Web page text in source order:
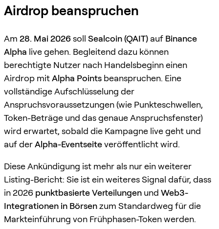
Airdrop beanspruchen
Am 28. Mai 2026soll Sealcoin (QAIT) auf Binance
Alpha live gehen. Begleitend dazu können
berechtigte Nutzer nach Handelsbeginn einen
Airdrop mitAlpha Points beanspruchen. Eine
vollständige Aufschlüsselung der
Anspruchsvoraussetzungen (wie Punkteschwellen,
Token-Beträge und das genaue Anspruchsfenster)
wird erwartet, sobald die Kampagne live geht und
auf derAlpha-Eventseiteveröffentlicht wird.
Diese Ankündigung ist mehr als nur ein weiterer
Listing-Bericht: Sie ist ein weiteres Signal dafür, dass
in 2026 punktbasierte Verteilungen und Web3-
Integrationen in Börsenzum Standardweg für die
Markteinführung von Frühphasen-Token werden.